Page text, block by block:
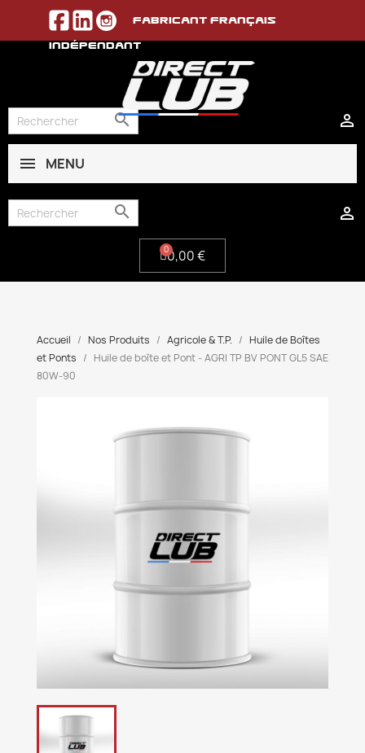
Fabricant français
indépendant


MENU


0,00 €
Accueil Nos Produits Agricole & T.P.
Huile de Boîtes
et Ponts
Huile de boîte et Pont - AGRI TP BV PONT GL5 SAE
80W-90